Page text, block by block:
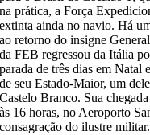
na prática, a Força
extinta ainda no navio. Há
ao retornodoinsigne Ge
da FEB regressou da Itália
parada de três dias em Natal
de seu Estado-Maior, um
Castelo Branco. Sua
às 16 horas, no Aeroporto
consagração do ilustre